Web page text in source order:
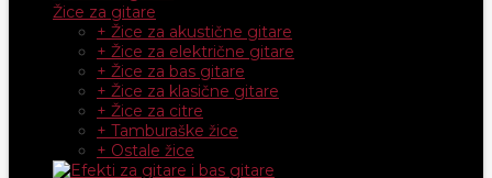
Žice za gitare
+ Žice za akustične gitare
+ Žice za električne gitare
+ Žice za bas gitare
+ Žice za klasične gitare
+ Žice za citre
+ Tamburaške žice
+ Ostale žice